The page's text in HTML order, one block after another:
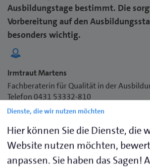
Ausbildungstage bestimmt. Die
Vorbereitung auf den
besonders wichtig.
Irmtraut Martens
Fachberaterin für Qualität in der
Telefon 0431 53332-810
imartens@hwk-luebeck.de
Begrüßung und
Dienste, die wir nutzen möchten
Hier können Sie die Dienste, die
Website nutzen möchten,
anpassen. Sie haben das Sagen!